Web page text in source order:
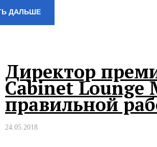
ДАЛЬШЕ
Директор
Cabinet Lounge
правильной
24.05.2018